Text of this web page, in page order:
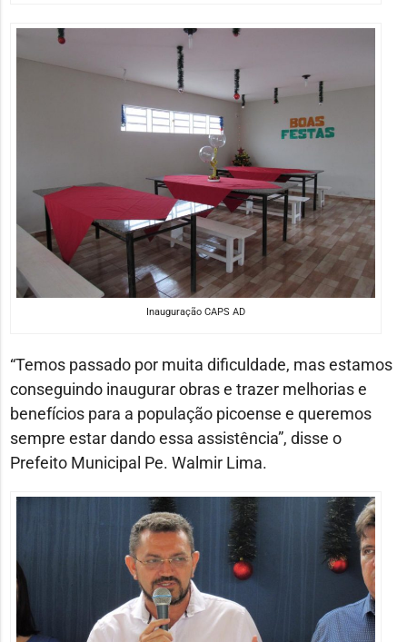
Inauguração CAPS AD
“Temos passado por muita dificuldade, mas estamos
conseguindo inaugurar obras e trazer melhorias e
benefícios para a população picoense e queremos
sempre estar dando essa assistência”, disse o
Prefeito Municipal Pe. Walmir Lima.